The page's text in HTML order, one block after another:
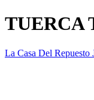
TUERCA
La Casa Del Repuesto